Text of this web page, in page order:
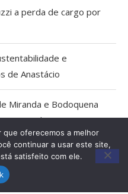
a perda de cargo por
e
de Anastácio
Miranda e Bodoquena
do ICMBio
pesquisadores
que oferecemos a melhor
continuar a usar este site,
satisfeito com ele.